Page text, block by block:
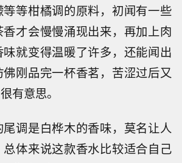
等柑橘调的原料，初闻有一些
才会慢慢涌现出来，再加上肉
就变得温暖了许多，还能闻出
刚品完一杯香茗，苦涩过后又
有意思。
调是白桦木的香味，莫名让人
体来说这款香水比较适合自己